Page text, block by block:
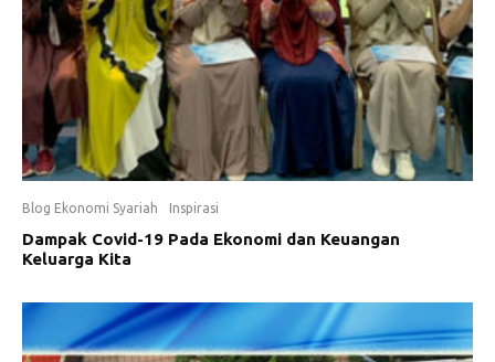
Blog Ekonomi Syariah Inspirasi
Dampak Covid-19 Pada Ekonomi dan Keuangan
Keluarga Kita